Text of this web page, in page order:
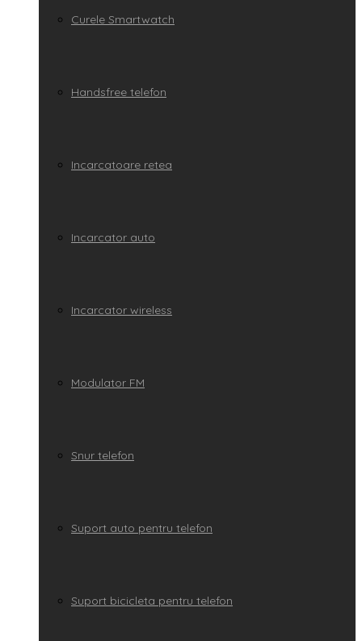
Curele Smartwatch
Handsfree telefon
Incarcatoare retea
Incarcator auto
Incarcator wireless
Modulator FM
Snur telefon
Suport auto pentru telefon
Suport bicicleta pentru telefon